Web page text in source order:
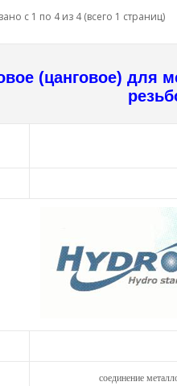
с 1 по 4 из 4 (всего 1 страниц)
(цанговое) для
соединение